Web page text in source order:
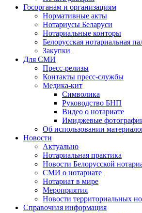
Госорганам и организациям
Нормативные акты
Нотариусы Беларуси
Нотариальные конторы
Белорусская нотариальная
Закупки
Для СМИ
Пресс-релизы
Контакты пресс-службы
Медика-кит
Символика
Руководство БНП
Видео о нотариате
Имиджевые
Об использовании
Новости
Актуально
Нотариальная практика
Новости Белорусской
СМИ о нотариате
Нотариат в мире
Мероприятия
Новости территориальных
Справочная информация